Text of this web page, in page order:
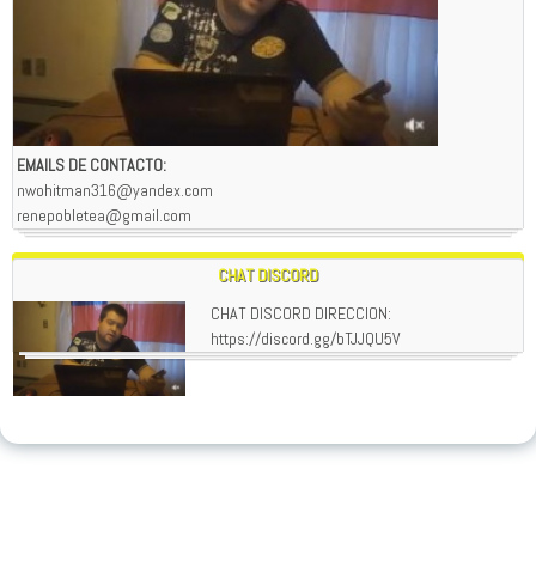
EMAILS DE CONTACTO:
nwohitman316@yandex.com
renepobletea@gmail.com
CHAT DISCORD
CHAT DISCORD DIRECCION:
https://discord.gg/bTJJQU5V